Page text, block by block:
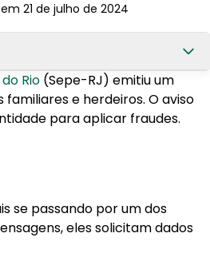
21 de julho de 2024
Rio (Sepe-RJ) emitiu um
e herdeiros. O aviso
para aplicar fraudes.
se passando por um dos
eles solicitam dados